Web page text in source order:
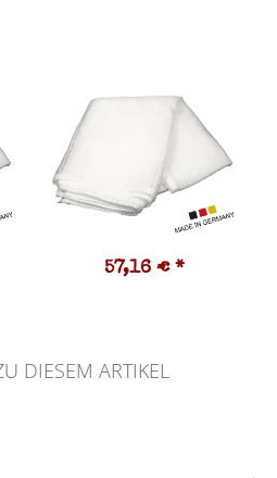
57,16 € *
DIESEM ARTIKEL